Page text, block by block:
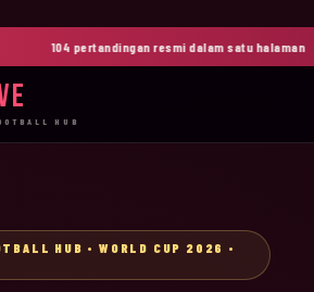
104 pertandingan resmi dalam satu halaman
HUB
HUB • WORLD CUP 2026 •